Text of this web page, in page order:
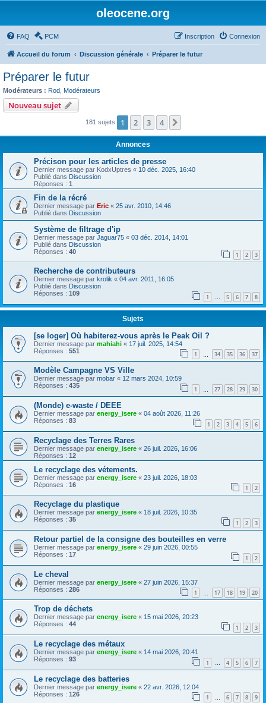
oleocene.org
FAQ PCM Connexion
Inscription
Accueil du forum Discussion générale Préparer le futur
Préparer le futur
Modérateurs : Rod Modérateurs
Nouveau sujet
181 sujets 1 2 3 4
Annonces
Précison pour les articles de presse
Dernier message par KodxUptres « 10 déc. 2025, 16:40
Publié dans Discussion
Réponses : 1
Fin de la récré
Dernier message par Eric « 25 avr. 2010, 14:46
Publié dans Discussion
Système de filtrage d'ip
Dernier message par Jaguar75 « 03 déc. 2014, 14:01
Publié dans Discussion
Réponses : 40 1 2 3
Recherche de contributeurs
Dernier message par krolik « 04 avr. 2011, 16:05
Publié dans Discussion
Réponses : 109 1 … 5 6 7 8
Sujets
[se loger] Où habiterez-vous après le Peak Oil ?
Dernier message par mahiahi « 17 juil. 2025, 14:54
Réponses : 551 1 34 35 36 37
Modèle Campagne VS Ville
Dernier message par mobar « 12 mars 2024, 10:59
Réponses : 435 1 27 28 29 30
(Monde) e-waste / DEEE
Dernier message par energy_isere « 04 août 2026, 11:26
Réponses : 83 1 2 3 4 5 6
Recyclage des Terres Rares
Dernier message par energy_isere « 26 juil. 2026, 16:06
Réponses : 12
Le recyclage des vétements.
Dernier message par energy_isere « 23 juil. 2026, 18:03
Réponses : 16 1 2
Recyclage du plastique
Dernier message par energy_isere « 18 juil. 2026, 10:35
Réponses : 35 1 2 3
Retour partiel de la consigne des bouteilles en verre
Dernier message par energy_isere « 29 juin 2026, 00:55
Réponses : 17 1 2
Le cheval
Dernier message par energy_isere « 27 juin 2026, 15:37
Réponses : 286 1 17 18 19 20
Trop de déchets
Dernier message par energy_isere « 15 mai 2026, 20:23
Réponses : 44 1 2 3
Le recyclage des métaux
Dernier message par energy_isere « 14 mai 2026, 20:41
Réponses : 93 1 … 4 5 6 7
Le recyclage des batteries
Dernier message par energy_isere « 22 avr. 2026, 12:04
Réponses : 126 1 6 7 8 9